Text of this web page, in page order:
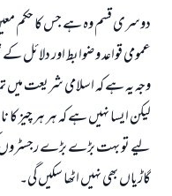
دوسری قسم وہ ہے جس کا حکم
عمومی قواعد و ضوابط اور دلائل
وجہ یہ ہے کہ اسلامی شریعت میں
لیکن ایسا نہیں ہے کہ ہر ہر چیز
لیے تو بہت بڑے بڑے
گاڑیاں بھی نہیں اٹھا سکیں گی۔